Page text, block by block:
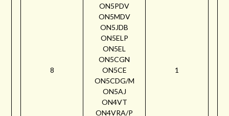
8
ON5PDV
ON5MDV
ON5JDB
ON5ELP
ON5EL
ON5CGN
ON5CE
ON5CDG/M
ON5AJ
ON4VT
ON4VRA/P
1